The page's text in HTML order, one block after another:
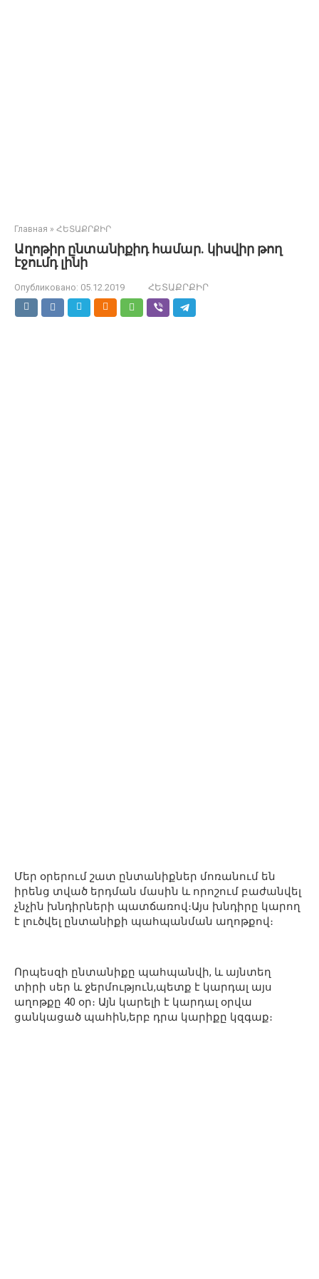
Главная » ՀԵՏԱՔՐՔԻՐ
Աղոթիր ընտանիքիդ համար. կիսվիր թող
էջումդ լինի
Опубликовано: 05.12.2019 ՀԵՏԱՔՐՔԻՐ
Մեր օրերում շատ ընտանիքներ մոռանում են
իրենց տված երդման մասին և որոշում բաժանվել
չնչին խնդիրների պատճառով։Այս խնդիրը կարող
է լուծվել ընտանիքի պահպանման աղոթքով։
Որպեսզի ընտանիքը պահպանվի, և այնտեղ
տիրի սեր և ջերմություն,պետք է կարդալ այս
աղոթքը 40 օր։ Այն կարելի է կարդալ օրվա
ցանկացած պահին,երբ դրա կարիքը կզգաք։